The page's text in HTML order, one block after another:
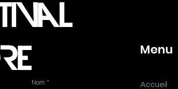
Nom *
Menu
Accueil